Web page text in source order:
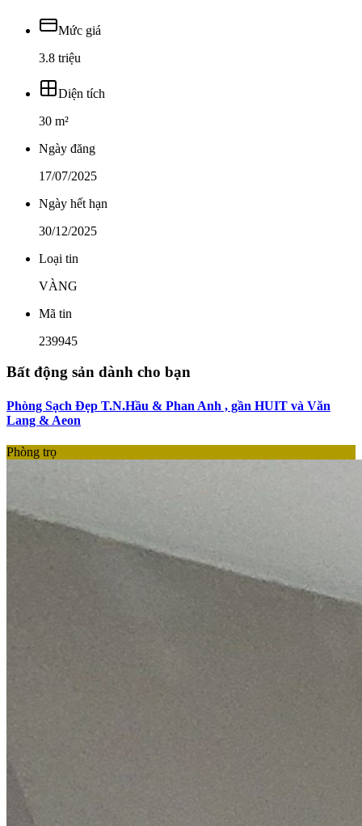
Mức giá
3.8 triệu
Diện tích
30 m²
Ngày đăng
17/07/2025
Ngày hết hạn
30/12/2025
Loại tin
VÀNG
Mã tin
239945
Bất động sản dành cho bạn
Phòng Sạch Đẹp T.N.Hầu & Phan Anh , gần HUIT và Văn
Lang & Aeon
Phòng trọ